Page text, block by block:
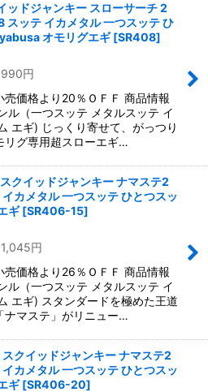
絞り込む
ッドジャンキー スローサーチ 2
ッテ イカメタル 一つスッテ ひ
オモリグエギ [SR408]
990円
売価格より20％ＯＦＦ 商品情報
ル（一つスッテ メタルスッテ イ
エギ) じっくり寄せて、がっつり
リグ専用超スローエギ…
クイッドジャンキー ナマステ2
カメタル 一つスッテ ひとつスッ
ギ [SR406-15]
1,045円
売価格より26％ＯＦＦ 商品情報
ル（一つスッテ メタルスッテ イ
エギ) スタンダードを極めた王道
ナマステ」がリニュー…
クイッドジャンキー ナマステ2
カメタル 一つスッテ ひとつスッ
ギ [SR406-20]